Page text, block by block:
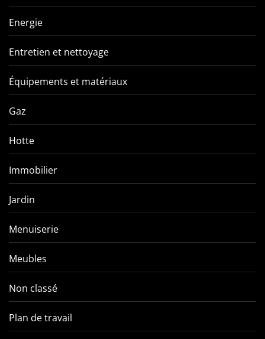
Energie
Entretien et nettoyage
Équipements et matériaux
Gaz
Hotte
Immobilier
Jardin
Menuiserie
Meubles
Non classé
Plan de travail